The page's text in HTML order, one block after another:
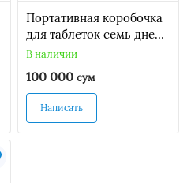
Портативная коробочка
для таблеток семь дней
в неделю
В наличии
100 000 сум
Написать